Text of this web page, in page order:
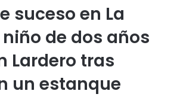
suceso en La
niño de dos años
Lardero tras
un estanque